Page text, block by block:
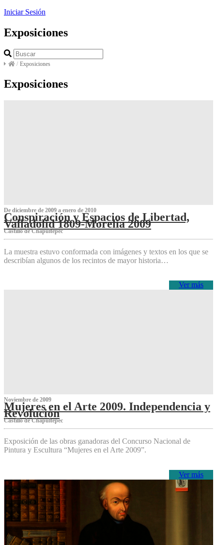
Iniciar Sesión
Exposiciones
/ Exposiciones
Exposiciones
De diciembre de 2009 a enero de 2010
Conspiración y Espacios de Libertad,
Valladolid 1809-Morelia 2009
Castillo de Chapultepec
La muestra estuvo conformada con imágenes y textos en los que se
describían algunos de los recintos de mayor historia…
Ver más
Noviembre de 2009
Mujeres en el Arte 2009. Independencia y
Revolución
Castillo de Chapultepec
Exposición de las obras ganadoras del Concurso Nacional de
Pintura y Escultura “Mujeres en el Arte 2009”.
Ver más